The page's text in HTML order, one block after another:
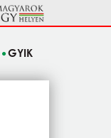
GYIK